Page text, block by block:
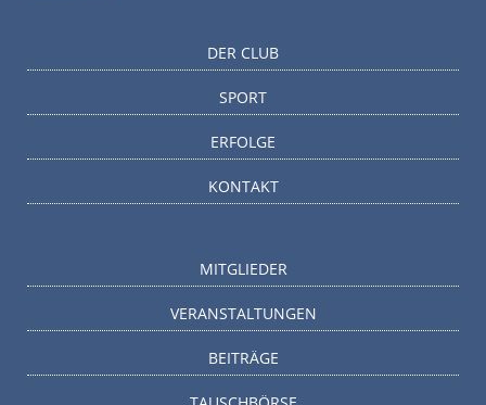
DER CLUB
SPORT
ERFOLGE
KONTAKT
MITGLIEDER
VERANSTALTUNGEN
BEITRÄGE